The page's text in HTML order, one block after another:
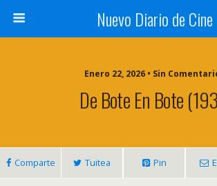
Nuevo Diario de Cine
Enero 22, 2026 • Sin
De Bote En Bote
Comparte Tuitea Pin